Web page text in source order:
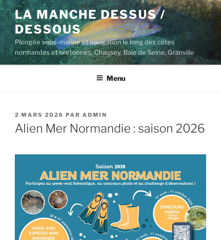
Aller
au
contenu
principal
LA MANCHE DESSUS /
DESSOUS
Plongée sous-marine et navigation le long des côtes
normandes et bretonnes, Chausey, Baie de Seine, Granville
Menu
PUBLIÉ
LE
2 MARS 2026 PAR ADMIN
Alien Mer Normandie : saison 2026